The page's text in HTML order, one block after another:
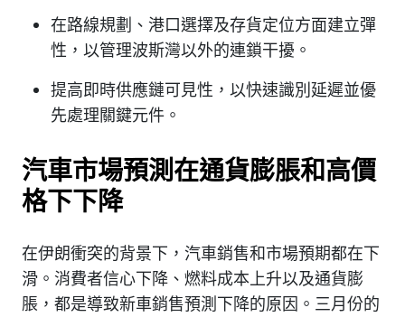
在路線規劃、港口選擇及存貨定位方面建立彈
性，以管理波斯灣以外的連鎖干擾。
提高即時供應鏈可見性，以快速識別延遲並優
先處理關鍵元件。
汽車市場預測在通貨膨脹和高價
格下下降
在伊朗衝突的背景下，汽車銷售和市場預期都在下
滑。消費者信心下降、燃料成本上升以及通貨膨
脹，都是導致新車銷售預測下降的原因。三月份的